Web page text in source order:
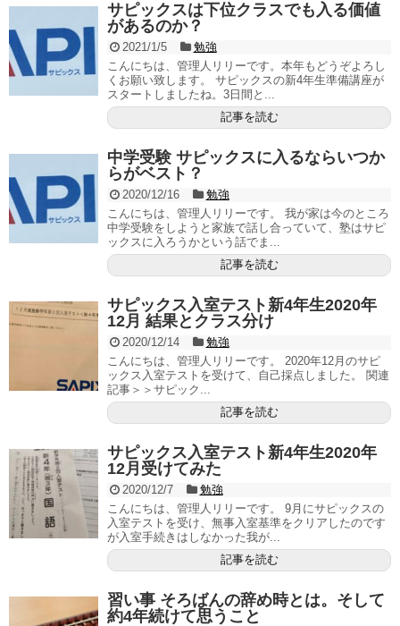
サピックスは下位クラスでも入る価値
があるのか？
2021/1/5
勉強
こんにちは、管理人リリーです。本年もどうぞよろし
くお願い致します。 サピックスの新4年生準備講座が
スタートしましたね。3日間と...
記事を読む
中学受験 サピックスに入るならいつか
らがベスト？
2020/12/16
勉強
こんにちは、管理人リリーです。 我が家は今のところ
中学受験をしようと家族で話し合っていて、塾はサピ
ックスに入ろうかという話でま...
記事を読む
サピックス入室テスト新4年生2020年
12月 結果とクラス分け
2020/12/14
勉強
こんにちは、管理人リリーです。 2020年12月のサピ
ックス入室テストを受けて、自己採点しました。 関連
記事＞＞サピック...
記事を読む
サピックス入室テスト新4年生2020年
12月受けてみた
2020/12/7
勉強
こんにちは、管理人リリーです。 9月にサピックスの
入室テストを受け、無事入室基準をクリアしたのです
が入室手続きはしなかった我が...
記事を読む
習い事 そろばんの辞め時とは。そして
約4年続けて思うこと